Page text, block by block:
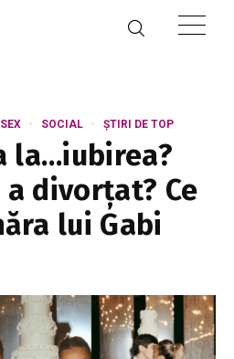
SOCIAL ȘTIRI DE TOP
la…iubirea?
a divorțat? Ce
lui Gabi